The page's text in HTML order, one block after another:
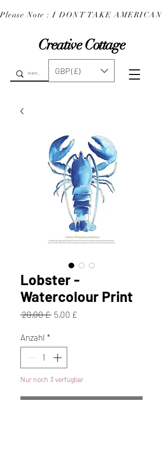
Creative Cottage
Please Note : I DONT TAKE
GBP (£)
Lobster -
Watercolour Print
20,00 £ Standardpreis
5,00 £Sale-
Anzahl *
Nur noch 3 verfügbar